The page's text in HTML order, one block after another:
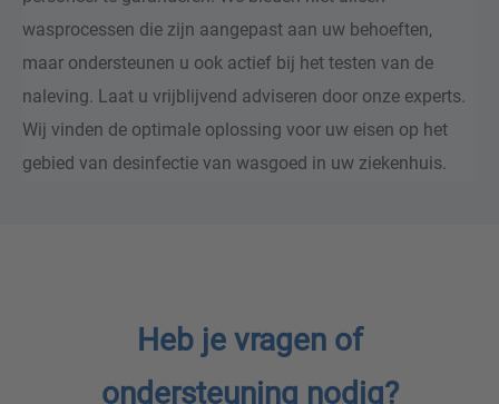
wasprocessen die zijn aangepast aan uw behoeften,
maar ondersteunen u ook actief bij het testen van de
naleving. Laat u vrijblijvend adviseren door onze experts.
Wij vinden de optimale oplossing voor uw eisen op het
gebied van desinfectie van wasgoed in uw ziekenhuis.
Heb je vragen of
ondersteuning nodig?